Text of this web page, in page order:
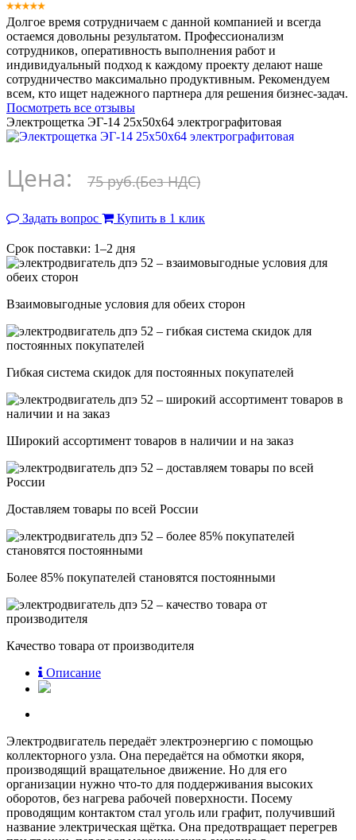
Долгое время сотрудничаем с данной компанией и всегда
остаемся довольны результатом. Профессионализм
сотрудников, оперативность выполнения работ и
индивидуальный подход к каждому проекту делают наше
сотрудничество максимально продуктивным. Рекомендуем
всем, кто ищет надежного партнера для решения бизнес-задач.
Посмотреть все отзывы
Электрощетка ЭГ-14 25х50х64 электрографитовая
Цена: 75 руб.(Без НДС)
Задать вопрос Купить в 1 клик
Срок поставки: 1–2 дня
Взаимовыгодные условия для обеих сторон
Гибкая система скидок для постоянных покупателей
Широкий ассортимент товаров в наличии и на заказ
Доставляем товары по всей России
Более 85% покупателей становятся постоянными
Качество товара от производителя
Описание
Электродвигатель передаёт электроэнергию с помощью
коллекторного узла. Она передаётся на обмотки якоря,
производящий вращательное движение. Но для его
организации нужно что-то для поддерживания высоких
оборотов, без нагрева рабочей поверхности. Посему
проводящим контактом стал уголь или графит, получивший
название электрическая щётка. Она предотвращает перегрев